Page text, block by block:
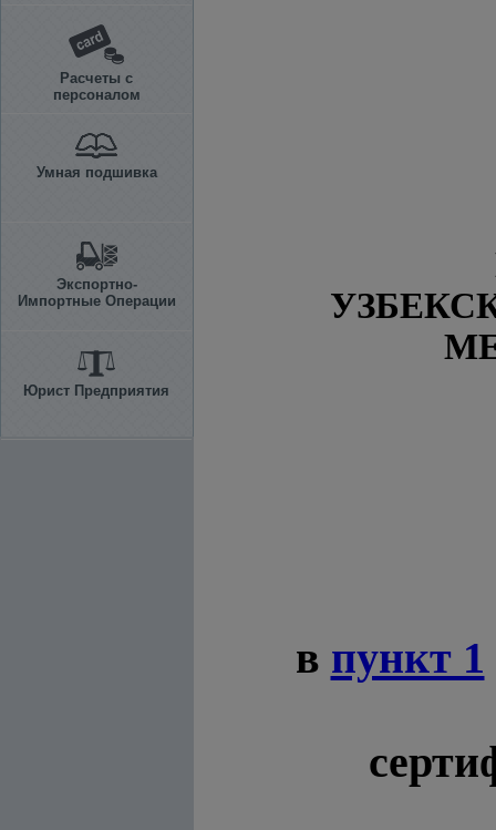
Расчеты с
персоналом
Умная подшивка
Экспортно-
Импортные Операции
Юрист Предприятия
в пункт 1